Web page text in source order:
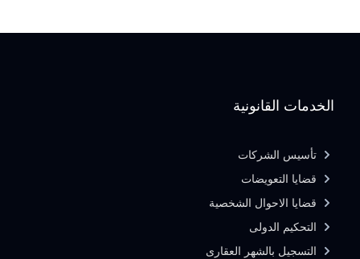
الخدمات القانونية
تأسيس الشركات
قضايا التعويضات
قضايا الاحوال الشخصية
التحكيم الدولى
التسجيل بالشهر العقارى